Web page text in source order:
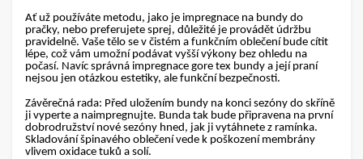
Ať už používáte metodu, jako je impregnace na bundy do
pračky, nebo preferujete sprej, důležité je provádět údržbu
pravidelně. Vaše tělo se v čistém a funkčním oblečení bude cítit
lépe, což vám umožní podávat vyšší výkony bez ohledu na
počasí. Navíc správná impregnace gore tex bundy a její praní
nejsou jen otázkou estetiky, ale funkční bezpečnosti.
Závěrečná rada: Před uložením bundy na konci sezóny do skříně
ji vyperte a naimpregnujte. Bunda tak bude připravena na první
dobrodružství nové sezóny hned, jak ji vytáhnete z ramínka.
Skladování špinavého oblečení vede k poškození membrány
vlivem oxidace tuků a solí.